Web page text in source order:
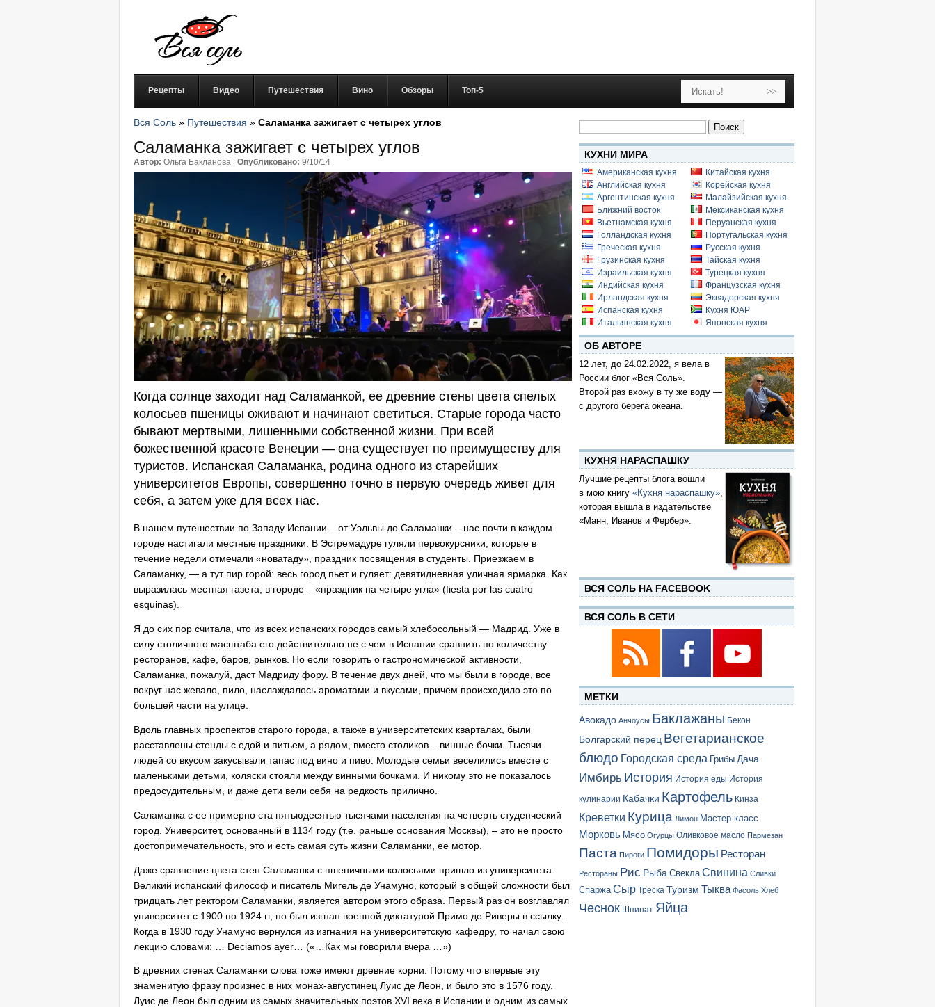
Рецепты Видео Путешествия Вино Обзоры Топ-5
Вся Соль » Путешествия » Саламанка зажигает с четырех углов
Саламанка зажигает с четырех углов
Автор: Ольга Бакланова | Опубликовано: 9/10/14
Когда солнце заходит над Саламанкой, ее древние стены цвета спелых
колосьев пшеницы оживают и начинают светиться. Старые города часто
бывают мертвыми, лишенными собственной жизни. При всей
божественной красоте Венеции — она существует по преимуществу для
туристов. Испанская Саламанка, родина одного из старейших
университетов Европы, совершенно точно в первую очередь живет для
себя, а затем уже для всех нас.
В нашем путешествии по Западу Испании – от Уэльвы до Саламанки – нас почти в каждом
городе настигали местные праздники. В Эстремадуре гуляли первокурсники, которые в
течение недели отмечали «новатаду», праздник посвящения в студенты. Приезжаем в
Саламанку, — а тут пир горой: весь город пьет и гуляет: девятидневная уличная ярмарка. Как
выразилась местная газета, в городе – «праздник на четыре угла» (fiesta por las cuatro
esquinas).
Я до сих пор считала, что из всех испанских городов самый хлебосольный — Мадрид. Уже в
силу столичного масштаба его действительно не с чем в Испании сравнить по количеству
ресторанов, кафе, баров, рынков. Но если говорить о гастрономической активности,
Саламанка, пожалуй, даст Мадриду фору. В течение двух дней, что мы были в городе, все
вокруг нас жевало, пило, наслаждалось ароматами и вкусами, причем происходило это по
большей части на улице.
Вдоль главных проспектов старого города, а также в университетских кварталах, были
расставлены стенды с едой и питьем, а рядом, вместо столиков – винные бочки. Тысячи
людей со вкусом закусывали тапас под вино и пиво. Молодые семьи веселились вместе с
маленькими детьми, коляски стояли между винными бочками. И никому это не показалось
предосудительным, и даже дети вели себя на редкость прилично.
Саламанка с ее примерно ста пятьюдесятью тысячами населения на четверть студенческий
город. Университет, основанный в 1134 году (т.е. раньше основания Москвы), – это не просто
достопримечательность, это и есть самая суть жизни Саламанки, ее мотор.
Даже сравнение цвета стен Саламанки с пшеничными колосьями пришло из университета.
Великий испанский философ и писатель Мигель де Унамуно, который в общей сложности был
тридцать лет ректором Саламанки, является автором этого образа. Первый раз он возглавлял
университет с 1900 по 1924 гг, но был изгнан военной диктатурой Примо де Риверы в ссылку.
Когда в 1930 году Унамуно вернулся из изгнания на университетскую кафедру, то начал свою
лекцию словами: … Deciamos ayer… («…Как мы говорили вчера …»)
В древних стенах Саламанки слова тоже имеют древние корни. Потому что впервые эту
знаменитую фразу произнес в них монах-августинец Луис де Леон, и было это в 1576 году.
Луис де Леон был одним из самых значительных поэтов XVI века в Испании и одним из самых
Найти:
КУХНИ МИРА
Американская кухня
Английская кухня
Аргентинская кухня
Ближний восток
Вьетнамская кухня
Голландская кухня
Греческая кухня
Грузинская кухня
Израильская кухня
Индийская кухня
Ирландская кухня
Испанская кухня
Итальянская кухня
Китайская кухня
Корейская кухня
Малайзийская кухня
Мексиканская кухня
Перуанская кухня
Португальская кухня
Русская кухня
Тайская кухня
Турецкая кухня
Французская кухня
Эквадорская кухня
Кухня ЮАР
Японская кухня
ОБ АВТОРЕ
12 лет, до 24.02.2022, я вела в
России блог «Вся Соль».
Второй раз вхожу в ту же воду —
с другого берега океана.
КУХНЯ НАРАСПАШКУ
Лучшие рецепты блога вошли
в мою книгу «Кухня нараспашку»,
которая вышла в издательстве
«Манн, Иванов и Фербер».
ВСЯ СОЛЬ НА FACEBOOK
ВСЯ СОЛЬ В СЕТИ
МЕТКИ
Авокадо Анчоусы Баклажаны Бекон
Болгарский перец Вегетарианское
блюдо Городская среда Грибы Дача
Имбирь История История еды История
кулинарии Кабачки Картофель Кинза
Креветки Курица Лимон Мастер-класс
Морковь Мясо Огурцы Оливковое масло Пармезан
Паста Пироги Помидоры Ресторан
Рестораны Рис Рыба Свекла Свинина Сливки
Спаржа Сыр Треска Туризм Тыква Фасоль Хлеб
Чеснок Шпинат Яйца